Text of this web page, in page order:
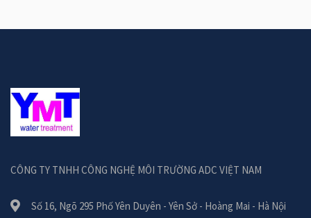
CÔNG TY TNHH CÔNG NGHỆ MÔI TRƯỜNG ADC VIỆT NAM
Số 16, Ngõ 295 Phố Yên Duyên - Yên Sở - Hoàng Mai - Hà Nội